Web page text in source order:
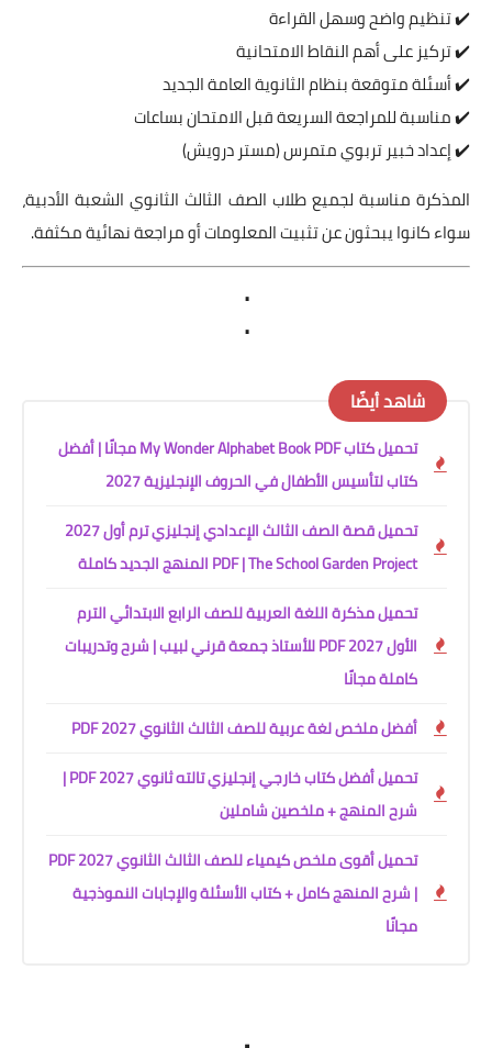
✔️ تنظيم واضح وسهل القراءة
✔️ تركيز على أهم النقاط الامتحانية
✔️ أسئلة متوقعة بنظام الثانوية العامة الجديد
✔️ مناسبة للمراجعة السريعة قبل الامتحان بساعات
✔️ إعداد خبير تربوي متمرس (مستر درويش)
المذكرة مناسبة لجميع طلاب الصف الثالث الثانوي الشعبة الأدبية،
سواء كانوا يبحثون عن تثبيت المعلومات أو مراجعة نهائية مكثفة.
.
.
شاهد أيضًا
تحميل كتاب My Wonder Alphabet Book PDF مجانًا | أفضل
كتاب لتأسيس الأطفال في الحروف الإنجليزية 2027
تحميل قصة الصف الثالث الإعدادي إنجليزي ترم أول 2027
PDF | The School Garden Project المنهج الجديد كاملة
تحميل مذكرة اللغة العربية للصف الرابع الابتدائي الترم
الأول 2027 PDF للأستاذ جمعة قرني لبيب | شرح وتدريبات
كاملة مجانًا
أفضل ملخص لغة عربية للصف الثالث الثانوي 2027 PDF
تحميل أفضل كتاب خارجي إنجليزي تالته ثانوي 2027 PDF |
شرح المنهج + ملخصين شاملين
تحميل أقوى ملخص كيمياء للصف الثالث الثانوي 2027 PDF
| شرح المنهج كامل + كتاب الأسئلة والإجابات النموذجية
مجانًا